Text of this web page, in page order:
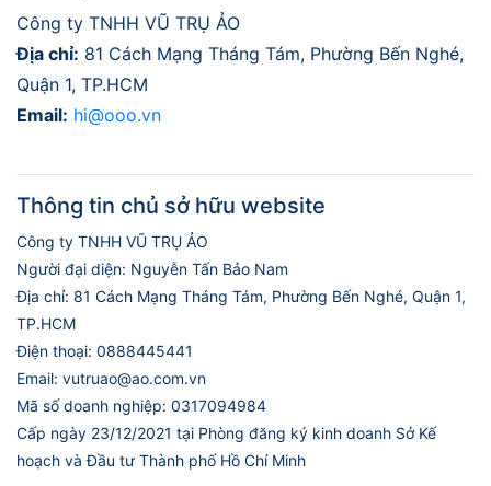
Công ty TNHH VŨ TRỤ ẢO
Địa chỉ: 81 Cách Mạng Tháng Tám, Phường Bến Nghé,
Quận 1, TP.HCM
Email: hi@ooo.vn
Thông tin chủ sở hữu website
Công ty TNHH VŨ TRỤ ẢO
Người đại diện: Nguyễn Tấn Bảo Nam
Địa chỉ: 81 Cách Mạng Tháng Tám, Phường Bến Nghé, Quận 1,
TP.HCM
Điện thoại: 0888445441
Email: vutruao@ao.com.vn
Mã số doanh nghiệp: 0317094984
Cấp ngày 23/12/2021 tại Phòng đăng ký kinh doanh Sở Kế
hoạch và Đầu tư Thành phố Hồ Chí Minh